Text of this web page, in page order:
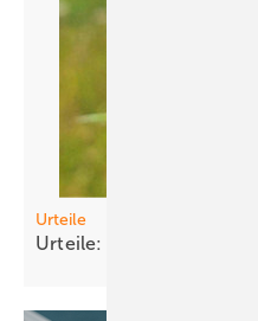
Urteile
Urteile: PV contra